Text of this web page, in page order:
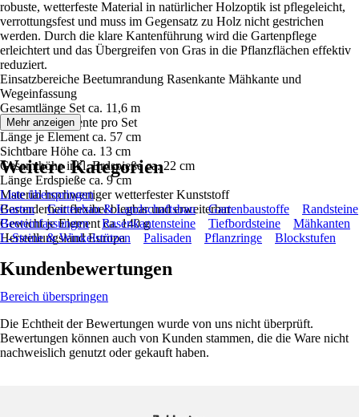
robuste, wetterfeste Material in natürlicher Holzoptik ist pflegeleicht,
verrottungsfest und muss im Gegensatz zu Holz nicht gestrichen
werden. Durch die klare Kantenführung wird die Gartenpflege
erleichtert und das Übergreifen von Gras in die Pflanzflächen effektiv
reduziert.
Einsatzbereiche Beetumrandung Rasenkante Mähkante und
Wegeinfassung
Gesamtlänge Set ca. 11,6 m
Inhalt 20 Segmente pro Set
Länge je Element ca. 57 cm
Sichtbare Höhe ca. 13 cm
Gesamthöhe inkl. Erdspieße ca. 22 cm
Länge Erdspieße ca. 9 cm
Material hochwertiger wetterfester Kunststoff
Besonderheit flexibel biegbar und erweiterbar
Gewicht je Element ca. 140 g
Herstellungsland Europa
Mehr anzeigen
Weitere Kategorien
Liste überspringen
Garten
Gartenbau & Landschaftsbau Gartenbaustoffe
Randsteine
Beeteinfassungen
Rasenkantensteine Tiefbordsteine
Mähkanten
L-Steine & Winkelstützen
Palisaden Pflanzringe Blockstufen
Kundenbewertungen
Bereich überspringen
Die Echtheit der Bewertungen wurde von uns nicht überprüft.
Bewertungen können auch von Kunden stammen, die die Ware nicht
nachweislich genutzt oder gekauft haben.